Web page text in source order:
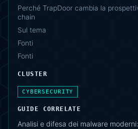
Perché TrapDoor cambia la
chain
Sul tema
Fonti
Fonti
CLUSTER
CYBERSECURITY
GUIDE CORRELATE
Analisi e difesa dei malware